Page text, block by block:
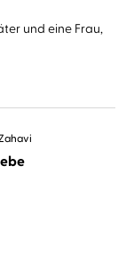
und eine Frau,